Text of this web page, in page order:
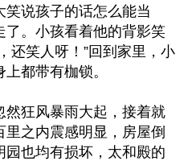
说孩子的话怎么能当
了。小孩看着他的背影笑
还笑人呀！”回到家里，小
都带有枷锁。
然狂风暴雨大起，接着就
之内震感明显，房屋倒
也均有损坏，太和殿的